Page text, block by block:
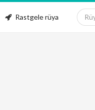
Rastgele rüya